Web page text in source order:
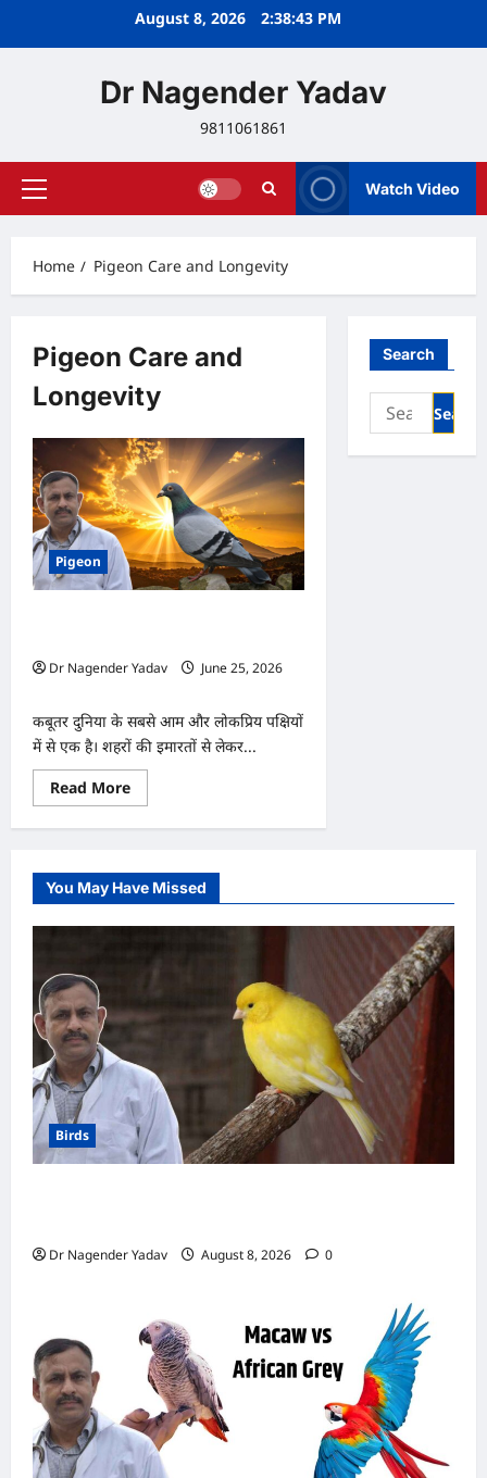
August 8, 2026 2:38:43 PM
Dr Nagender Yadav
9811061861
Primary
Watch Video
Home Pigeon Care and Longevity
Pigeon Care and
Longevity
Pigeon
Dr Nagender Yadav
June 25, 2026
कबूतर दुनिया के सबसे आम और लोकप्रिय पक्षियों
में से एक है। शहरों की इमारतों से लेकर...
Read MoreRead
more
कबूतर
कितनी
होती
है?
जानिए
रहता
है
यह
पक्षी
Search
Search
for:
You May Have Missed
Birds
Dr Nagender Yadav August 8, 2026 0